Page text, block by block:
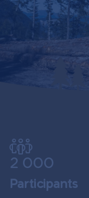
2 000
Participants